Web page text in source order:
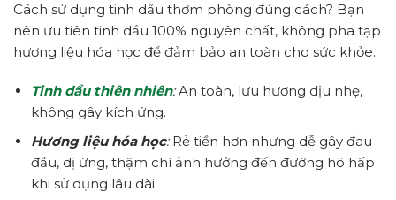
Cách sử dụng tinh dầu thơm phòng đúng cách? Bạn
nên ưu tiên tinh dầu 100% nguyên chất, không pha tạp
hương liệu hóa học để đảm bảo an toàn cho sức khỏe.
Tinh dầu thiên nhiên:An toàn, lưu hương dịu nhẹ,
không gây kích ứng.
Hương liệu hóa học:Rẻ tiền hơn nhưng dễ gây đau
đầu, dị ứng, thậm chí ảnh hưởng đến đường hô hấp
khi sử dụng lâu dài.